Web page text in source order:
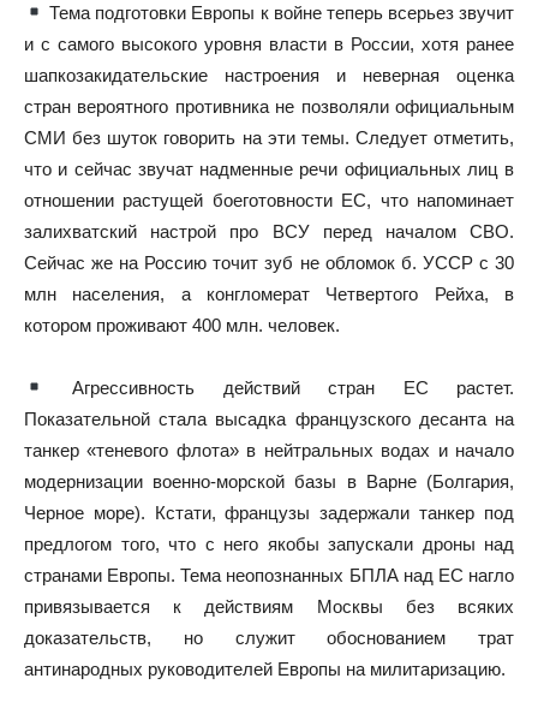
Тема подготовки Европы к войне теперь всерьез звучит
и с самого высокого уровня власти в России, хотя ранее
шапкозакидательские настроения и неверная оценка
стран вероятного противника не позволяли официальным
СМИ без шуток говорить на эти темы. Следует отметить,
что и сейчас звучат надменные речи официальных лиц в
отношении растущей боеготовности ЕС, что напоминает
залихватский настрой про ВСУ перед началом СВО.
Сейчас же на Россию точит зуб не обломок б. УССР с 30
млн населения, а конгломерат Четвертого Рейха, в
котором проживают 400 млн. человек.
Агрессивность действий стран ЕС растет.
Показательной стала высадка французского десанта на
танкер «теневого флота» в нейтральных водах и начало
модернизации военно-морской базы в Варне (Болгария,
Черное море). Кстати, французы задержали танкер под
предлогом того, что с него якобы запускали дроны над
странами Европы. Тема неопознанных БПЛА над ЕС нагло
привязывается к действиям Москвы без всяких
доказательств, но служит обоснованием трат
антинародных руководителей Европы на милитаризацию.